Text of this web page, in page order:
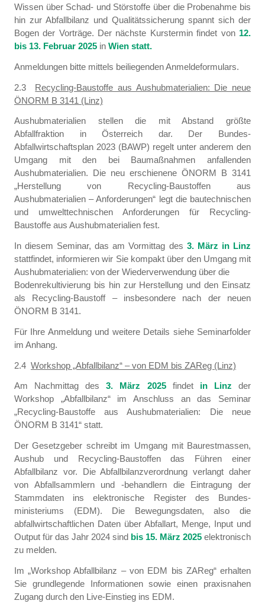
Wissen über Schad- und Störstoffe über die Probenahme bis
hin zur Abfallbilanz und Qualitätssicherung spannt sich der
Bogen der Vorträge. Der nächste Kurstermin findet von 12.
bis 13. Februar 2025in Wien statt.
Anmeldungen bitte mittels beiliegenden Anmeldeformulars.
2.3 Recycling-Baustoffe aus Aushubmaterialien: Die neue
ÖNORM B 3141 (Linz)
Aushubmaterialien stellen die mit Abstand größte
Abfallfraktion in Österreich dar. Der Bundes-
Abfallwirtschaftsplan 2023 (BAWP) regelt unter anderem den
Umgang mit den bei Baumaßnahmen anfallenden
Aushubmaterialien. Die neu erschienene ÖNORM B 3141
„Herstellung von Recycling-Baustoffen aus
Aushubmaterialien – Anforderungen“ legt die bautechnischen
und umwelttechnischen Anforderungen für Recycling-
Baustoffe aus Aushubmaterialien fest.
In diesem Seminar, das am Vormittag des 3. März in Linz
stattfindet, informieren wir Sie kompakt über den Umgang mit
Aushubmaterialien: von der Wiederverwendung über die
Bodenrekultivierung bis hin zur Herstellung und den Einsatz
als Recycling-Baustoff – insbesondere nach der neuen
ÖNORM B 3141.
Für Ihre Anmeldung und weitere Details siehe Seminarfolder
im Anhang.
2.4 Workshop „Abfallbilanz“ – von EDM bis ZAReg (Linz)
Am Nachmittag des3. März 2025findet in Linz der
Workshop „Abfallbilanz“ im Anschluss an das Seminar
„Recycling-Baustoffe aus Aushubmaterialien: Die neue
ÖNORM B 3141“ statt.
Der Gesetzgeber schreibt im Umgang mit Baurestmassen,
Aushub und Recycling-Baustoffen das Führen einer
Abfallbilanz vor. Die Abfallbilanzverordnung verlangt daher
von Abfallsammlern und -behandlern die Eintragung der
Stammdaten ins elektronische Register des Bundes-
ministeriums (EDM). Die Bewegungsdaten, also die
abfallwirtschaftlichen Daten über Abfallart, Menge, Input und
Output für das Jahr 2024 sind bis 15. März 2025 elektronisch
zu melden.
Im „Workshop Abfallbilanz – von EDM bis ZAReg“ erhalten
Sie grundlegende Informationen sowie einen praxisnahen
Zugang durch den Live-Einstieg ins EDM.